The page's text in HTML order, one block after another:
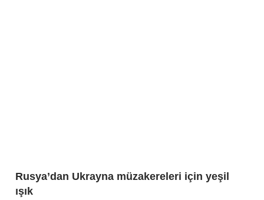
Rusya’dan Ukrayna müzakereleri için yeşil
ışık